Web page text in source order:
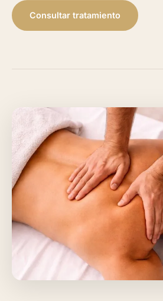
Consultar tratamiento